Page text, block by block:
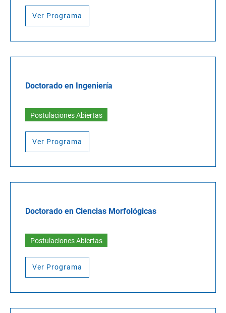
Ver Programa
Doctorado en Ingeniería
Postulaciones Abiertas
Ver Programa
Doctorado en Ciencias Morfológicas
Postulaciones Abiertas
Ver Programa